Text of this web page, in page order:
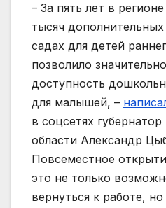
– За пять лет в
тысяч
садах для детей
позволило
доступность
для малышей, –
в соцсетях
области Александр
Повсеместное
это не только
вернуться к работе,